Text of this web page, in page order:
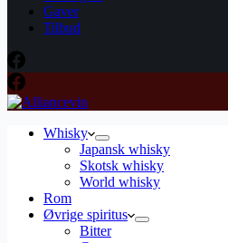
Gaver
Tilbud
Whisky
Japansk whisky
Skotsk whisky
World whisky
Rom
Øvrige spiritus
Bitter